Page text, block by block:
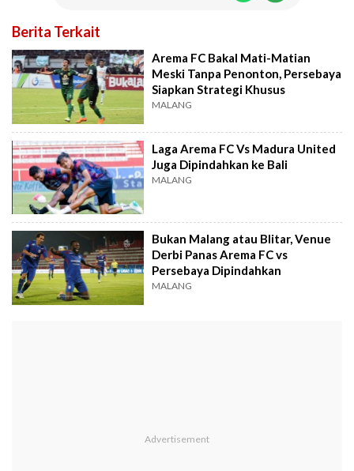
Berita Terkait
Arema FC Bakal Mati-Matian
Meski Tanpa Penonton, Persebaya
Siapkan Strategi Khusus
MALANG
Laga Arema FC Vs Madura United
Juga Dipindahkan ke Bali
MALANG
Bukan Malang atau Blitar, Venue
Derbi Panas Arema FC vs
Persebaya Dipindahkan
MALANG